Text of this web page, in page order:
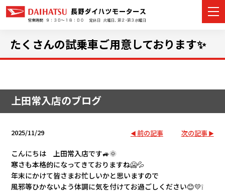
店舗情報
ご購入者サポート
たくさんの試乗車ご用意しております✨
上田常入店のブログ
2025/11/29 前の記事 次の記事
こんにちは 上田常入店です🚙🌞
寒さも本格的になってきておりますね🥶💦
年末にかけて皆さまお忙しいかと思いますので
風邪等ひかないよう体調に気を付けてお過ごしください😊💛❕